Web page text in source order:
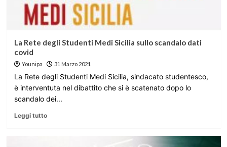
La Rete degli Studenti Medi Sicilia sullo scandalo dati
covid
Younipa 31 Marzo 2021
La Rete degli Studenti Medi Sicilia, sindacato studentesco,
è interventuta nel dibattito che si è scatenato dopo lo
scandalo dei...
Leggi tutto